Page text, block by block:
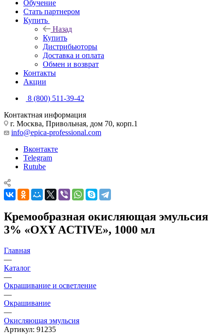
Обучение
Стать партнером
Купить
Назад
Купить
Дистрибьюторы
Доставка и оплата
Обмен и возврат
Контакты
Акции
8 (800) 511-39-42
Контактная информация
г. Москва, Привольная, дом 70, корп.1
info@epica-professional.com
Вконтакте
Telegram
Rutube
Кремообразная окисляющая эмульсия
3% «OXY ACTIVE», 1000 мл
Главная
—
Каталог
—
Окрашивание и осветление
—
Окрашивание
—
Окисляющая эмульсия
Артикул: 91235